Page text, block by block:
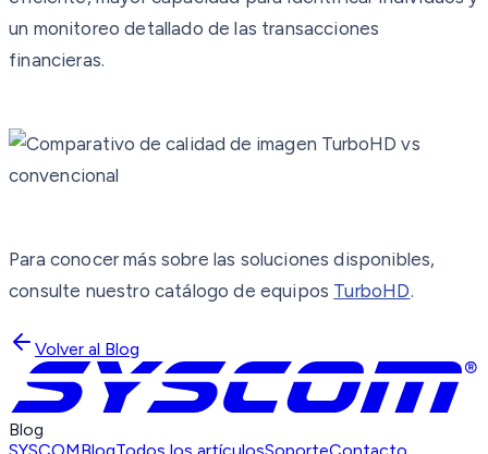
un monitoreo detallado de las transacciones
financieras.
Para conocer más sobre las soluciones disponibles,
consulte nuestro catálogo de equipos TurboHD.
Volver al Blog
Blog